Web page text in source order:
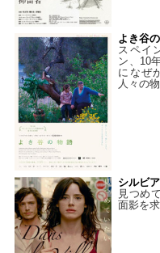
よき谷
スペイ
ン、10
になぜ
人々の
シルビ
見つめ
面影を